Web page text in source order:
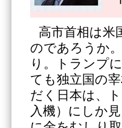
高市首相は米
のであろうか
り。トランプ
ても独立国の
だく日本は、
入機）にしか